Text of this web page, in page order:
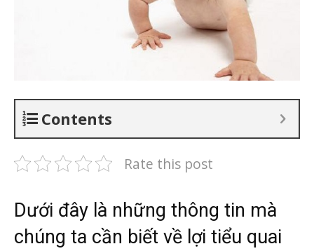
Contents
Rate this post
Dưới đây là những thông tin mà
chúng ta cần biết về lợi tiểu quai